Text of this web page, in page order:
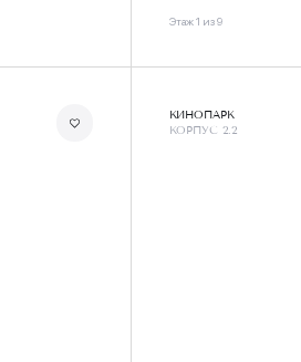
Этаж 1 из 9
КИНОПАРК
КОРПУС 2.2